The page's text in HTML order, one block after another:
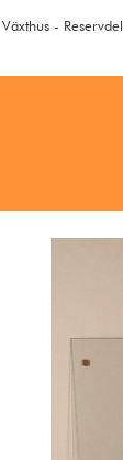
Växthus -